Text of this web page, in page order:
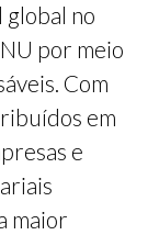
global no
por meio
Com
em
e
maior